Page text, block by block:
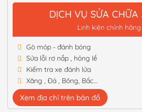
DỊCH VỤ SỬA CHỮA
Linh kiện chính hãng
Gò móp - đánh bóng
Sửa lỗi rơ nắp , hỏng lề
Kiểm tra xe đánh lửa
Xăng , Đá , Bông, Bấc...
Xem địa chỉ trên bản đồ